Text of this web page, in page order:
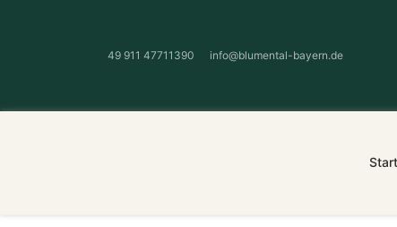
49 911 47711390 info@blumental-bayern.de